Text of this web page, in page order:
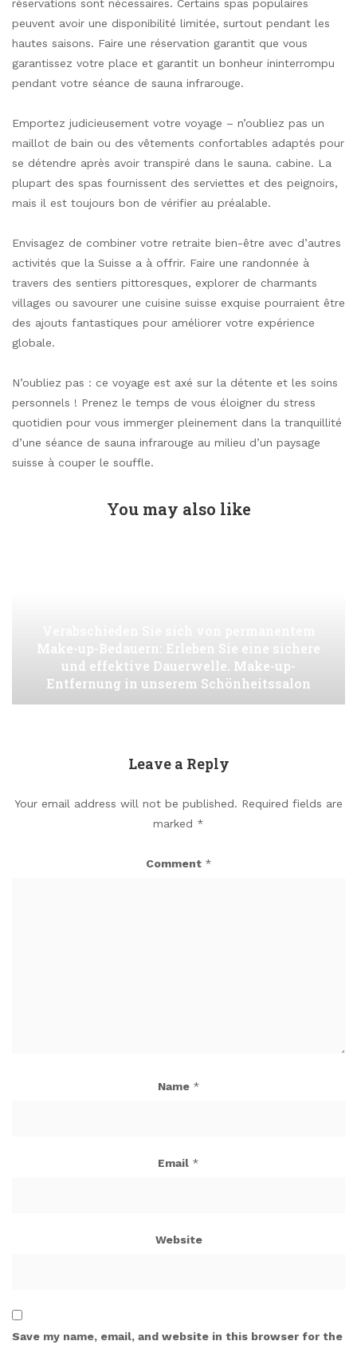
réservations sont nécessaires. Certains spas populaires
peuvent avoir une disponibilité limitée, surtout pendant les
hautes saisons. Faire une réservation garantit que vous
garantissez votre place et garantit un bonheur ininterrompu
pendant votre séance de sauna infrarouge.
Emportez judicieusement votre voyage – n’oubliez pas un
maillot de bain ou des vêtements confortables adaptés pour
se détendre après avoir transpiré dans le sauna. cabine. La
plupart des spas fournissent des serviettes et des peignoirs,
mais il est toujours bon de vérifier au préalable.
Envisagez de combiner votre retraite bien-être avec d’autres
activités que la Suisse a à offrir. Faire une randonnée à
travers des sentiers pittoresques, explorer de charmants
villages ou savourer une cuisine suisse exquise pourraient être
des ajouts fantastiques pour améliorer votre expérience
globale.
N’oubliez pas : ce voyage est axé sur la détente et les soins
personnels ! Prenez le temps de vous éloigner du stress
quotidien pour vous immerger pleinement dans la tranquillité
d’une séance de sauna infrarouge au milieu d’un paysage
suisse à couper le souffle.
You may also like
Make-up-Bedauern: Erleben Sie eine sichere
und effektive Dauerwelle. Make-up-
Entfernung in unserem Schönheitssalon
Leave a Reply
Your email address will not be published. Required fields are
marked *
Comment *
Name *
Email *
Website
Save my name, email, and website in this browser for the